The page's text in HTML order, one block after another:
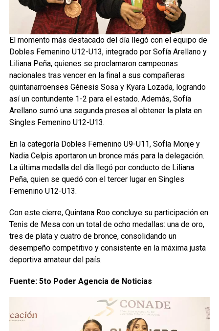
El momento más destacado del día llegó con el equipo de
Dobles Femenino U12-U13, integrado por Sofía Arellano y
Liliana Peña, quienes se proclamaron campeonas
nacionales tras vencer en la final a sus compañeras
quintanarroenses Génesis Sosa y Kyara Lozada, logrando
así un contundente 1-2 para el estado. Además, Sofía
Arellano sumó una segunda presea al obtener la plata en
Singles Femenino U12-U13.
En la categoría Dobles Femenino U9-U11, Sofía Monje y
Nadia Celpis aportaron un bronce más para la delegación.
La última medalla del día llegó por conducto de Liliana
Peña, quien se quedó con el tercer lugar en Singles
Femenino U12-U13.
Con este cierre, Quintana Roo concluye su participación en
Tenis de Mesa con un total de ocho medallas: una de oro,
tres de plata y cuatro de bronce, consolidando un
desempeño competitivo y consistente en la máxima justa
deportiva amateur del país.
Fuente: 5to Poder Agencia de Noticias